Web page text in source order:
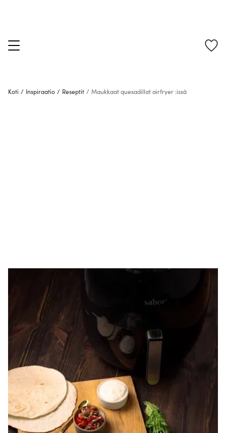
Koti / Inspiraatio / Reseptit / Maukkaat quesadillat airfryer :issä